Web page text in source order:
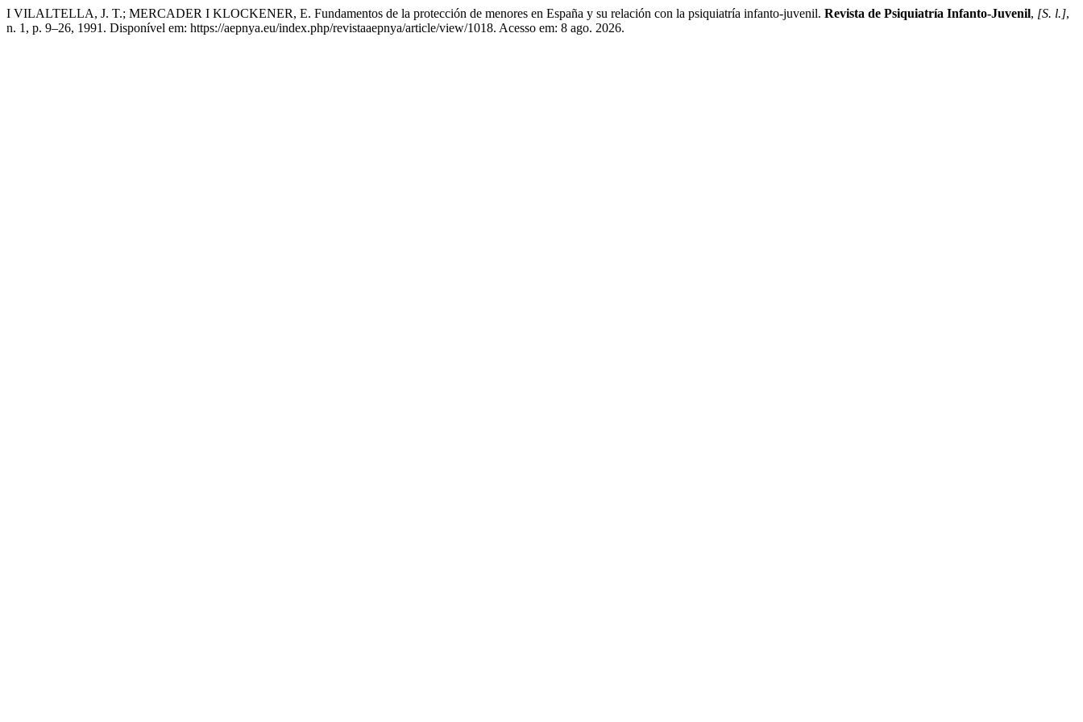
I VILALTELLA, J. T.; MERCADER I KLOCKENER, E. Fundamentos de la protección de menores en España y su relación con la psiquiatría infanto-juvenil. Revista de Psiquiatría Infanto-Juvenil, [S. l.],
n. 1, p. 9–26, 1991. Disponível em: https://aepnya.eu/index.php/revistaaepnya/article/view/1018. Acesso em: 8 ago. 2026.